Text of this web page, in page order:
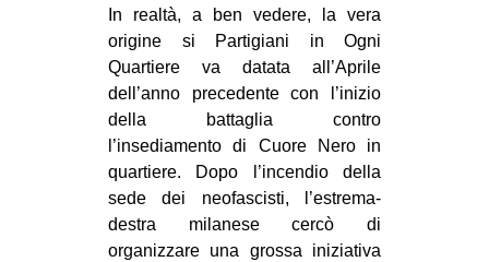
bsky
SEARCH
In realtà, a ben vedere, la vera
origine si Partigiani in Ogni
Quartiere va datata all’Aprile
dell’anno precedente con l’inizio
della battaglia contro
l’insediamento di Cuore Nero in
quartiere. Dopo l’incendio della
sede dei neofascisti, l’estrema-
destra milanese cercò di
organizzare una grossa iniziativa